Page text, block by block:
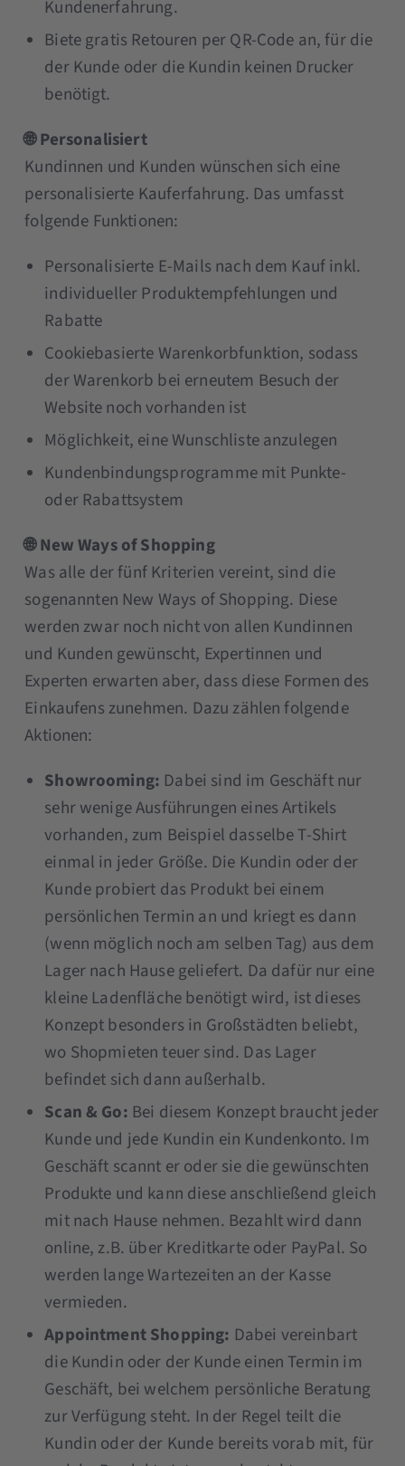
Kundenerfahrung.
Biete gratis Retouren per QR-Code an, für die
der Kunde oder die Kundin keinen Drucker
benötigt.
🌐 Personalisiert
Kundinnen und Kunden wünschen sich eine
personalisierte Kauferfahrung. Das umfasst
folgende Funktionen:
Personalisierte E-Mails nach dem Kauf inkl.
individueller Produktempfehlungen und
Rabatte
Cookiebasierte Warenkorbfunktion, sodass
der Warenkorb bei erneutem Besuch der
Website noch vorhanden ist
Möglichkeit, eine Wunschliste anzulegen
Kundenbindungsprogramme mit Punkte-
oder Rabattsystem
🌐 New Ways of Shopping
Was alle der fünf Kriterien vereint, sind die
sogenannten New Ways of Shopping. Diese
werden zwar noch nicht von allen Kundinnen
und Kunden gewünscht, Expertinnen und
Experten erwarten aber, dass diese Formen des
Einkaufens zunehmen. Dazu zählen folgende
Aktionen:
Showrooming: Dabei sind im Geschäft nur
sehr wenige Ausführungen eines Artikels
vorhanden, zum Beispiel dasselbe T-Shirt
einmal in jeder Größe. Die Kundin oder der
Kunde probiert das Produkt bei einem
persönlichen Termin an und kriegt es dann
(wenn möglich noch am selben Tag) aus dem
Lager nach Hause geliefert. Da dafür nur eine
kleine Ladenfläche benötigt wird, ist dieses
Konzept besonders in Großstädten beliebt,
wo Shopmieten teuer sind. Das Lager
befindet sich dann außerhalb.
Scan & Go: Bei diesem Konzept braucht jeder
Kunde und jede Kundin ein Kundenkonto. Im
Geschäft scannt er oder sie die gewünschten
Produkte und kann diese anschließend gleich
mit nach Hause nehmen. Bezahlt wird dann
online, z.B. über Kreditkarte oder PayPal. So
werden lange Wartezeiten an der Kasse
vermieden.
Appointment Shopping: Dabei vereinbart
die Kundin oder der Kunde einen Termin im
Geschäft, bei welchem persönliche Beratung
zur Verfügung steht. In der Regel teilt die
Kundin oder der Kunde bereits vorab mit, für